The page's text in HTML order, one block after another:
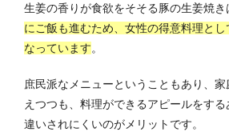
生姜の香りが食欲をそそる豚の生姜焼き
にご飯も進むため、女性の得意料理と
なっています。
庶民派なメニューということもあり、
えつつも、料理ができるアピールをす
違いされにくいのがメリットです。